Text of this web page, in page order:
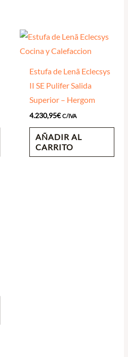
Estufa de Lenã Eclecsys
II SE Pulifer Salida
Superior – Hergom
4.230,95€ C/IVA
AÑADIR AL
CARRITO